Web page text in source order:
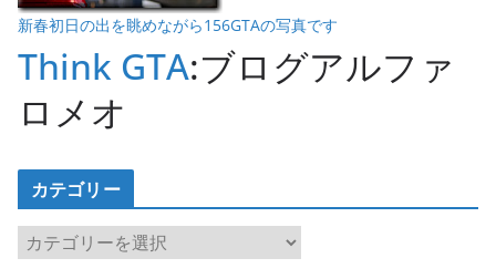
新春初日の出を眺めながら156GTAの写真です
Think GTA:ブログアルファ
ロメオ
カテゴリー
カ
テ